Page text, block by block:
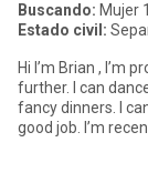
Buscando: Mujer
Estado civil:
Hi I’m Brian , I’m
further. I can
fancy dinners. I
good job. I’m